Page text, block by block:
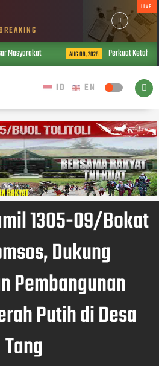
LIVE
AUG 08, 2026 Perkuat Ketahanan
1305-09/Bokat
Dukung
Pembangunan
Putih di Desa
Tang